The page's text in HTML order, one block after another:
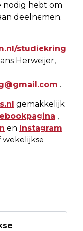
nodig hebt om
deelnemen.
studiekring
Herweijer,
.
gemakkelijk
,
en Instagram
wekelijkse